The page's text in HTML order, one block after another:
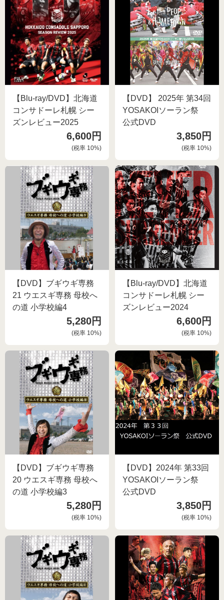
【Blu-ray/DVD】北海道
コンサドーレ札幌 シー
ズンレビュー2025
6,600円
(税率 10%)
【DVD】 2025年 第34回
YOSAKOIソーラン祭
公式DVD
3,850円
(税率 10%)
【DVD】ブギウギ専務
21 ウエスギ専務 母校へ
の道 小学校編4
5,280円
(税率 10%)
【Blu-ray/DVD】北海道
コンサドーレ札幌 シー
ズンレビュー2024
6,600円
(税率 10%)
【DVD】ブギウギ専務
20 ウエスギ専務 母校へ
の道 小学校編3
5,280円
(税率 10%)
【DVD】2024年 第33回
YOSAKOIソーラン祭
公式DVD
3,850円
(税率 10%)